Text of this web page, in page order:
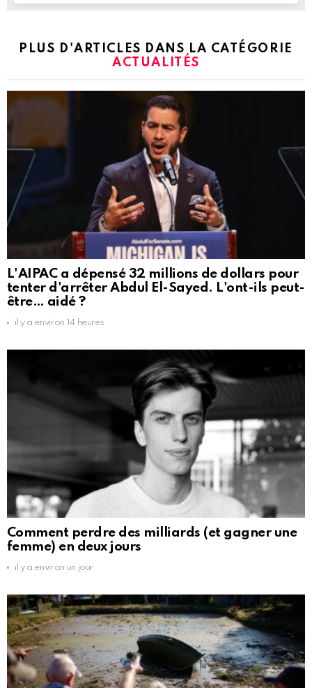
PLUS D'ARTICLES DANS LA CATÉGORIE
ACTUALITÉS
L'AIPAC a dépensé 32 millions de dollars pour
tenter d'arrêter Abdul El-Sayed. L'ont-ils peut-
être… aidé ?
il y a environ 14 heures
Comment perdre des milliards (et gagner une
femme) en deux jours
il y a environ un jour